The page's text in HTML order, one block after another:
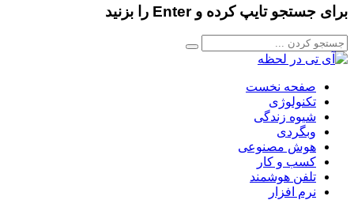
برای جستجو تایپ کرده و Enter را بزنید
صفحه نخست
تکنولوژی
شیوه زندگی
وبگردی
هوش مصنوعی
کسب و کار
تلفن هوشمند
نرم افزار